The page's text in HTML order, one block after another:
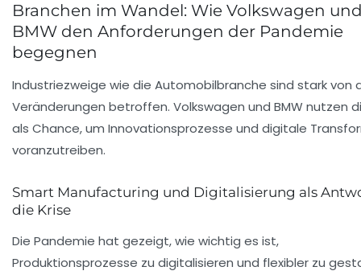
Branchen im Wandel: Wie Volkswagen
BMW den Anforderungen der Pandemie
begegnen
Industriezweige wie die Automobilbranche sind stark von
Veränderungen betroffen. Volkswagen und BMW nutzen
als Chance, um Innovationsprozesse und digitale
voranzutreiben.
Smart Manufacturing und Digitalisierung als
die Krise
Die Pandemie hat gezeigt, wie wichtig es ist,
Produktionsprozesse zu digitalisieren und flexibler zu